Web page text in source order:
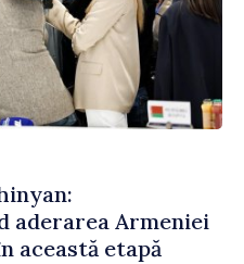
aderarea Armeniei
această etapă